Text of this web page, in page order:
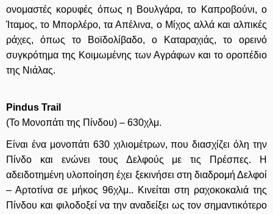
ονομαστές κορυφές όπως η Βουλγάρα, το Καπροβούνι, ο
Ίταμος, το Μπορλέρο, τα Απέλινα, ο Μίχος αλλά και αλπικές
ράχες, όπως το Βοϊδολίβαδο, ο Καταραχιάς, το ορεινό
συγκρότημα της Κοιμωμένης των Αγράφων και το οροπέδιο
της Νιάλας.
Pindus Trail
(Το Μονοπάτι της Πίνδου) – 630χλμ.
Είναι ένα μονοπάτι 630 χιλιομέτρων, που διασχίζει όλη την
Πίνδο και ενώνει τους Δελφούς με τις Πρέσπες. Η
αδειδοτημένη υλοποίηση έχει ξεκινήσει στη διαδρομή Δελφοί
– Αρτοτίνα σε μήκος 96χλμ.. Κινείται στη ραχοκοκαλιά της
Πίνδου και φιλοδοξεί να την αναδείξει ως τον σημαντικότερο